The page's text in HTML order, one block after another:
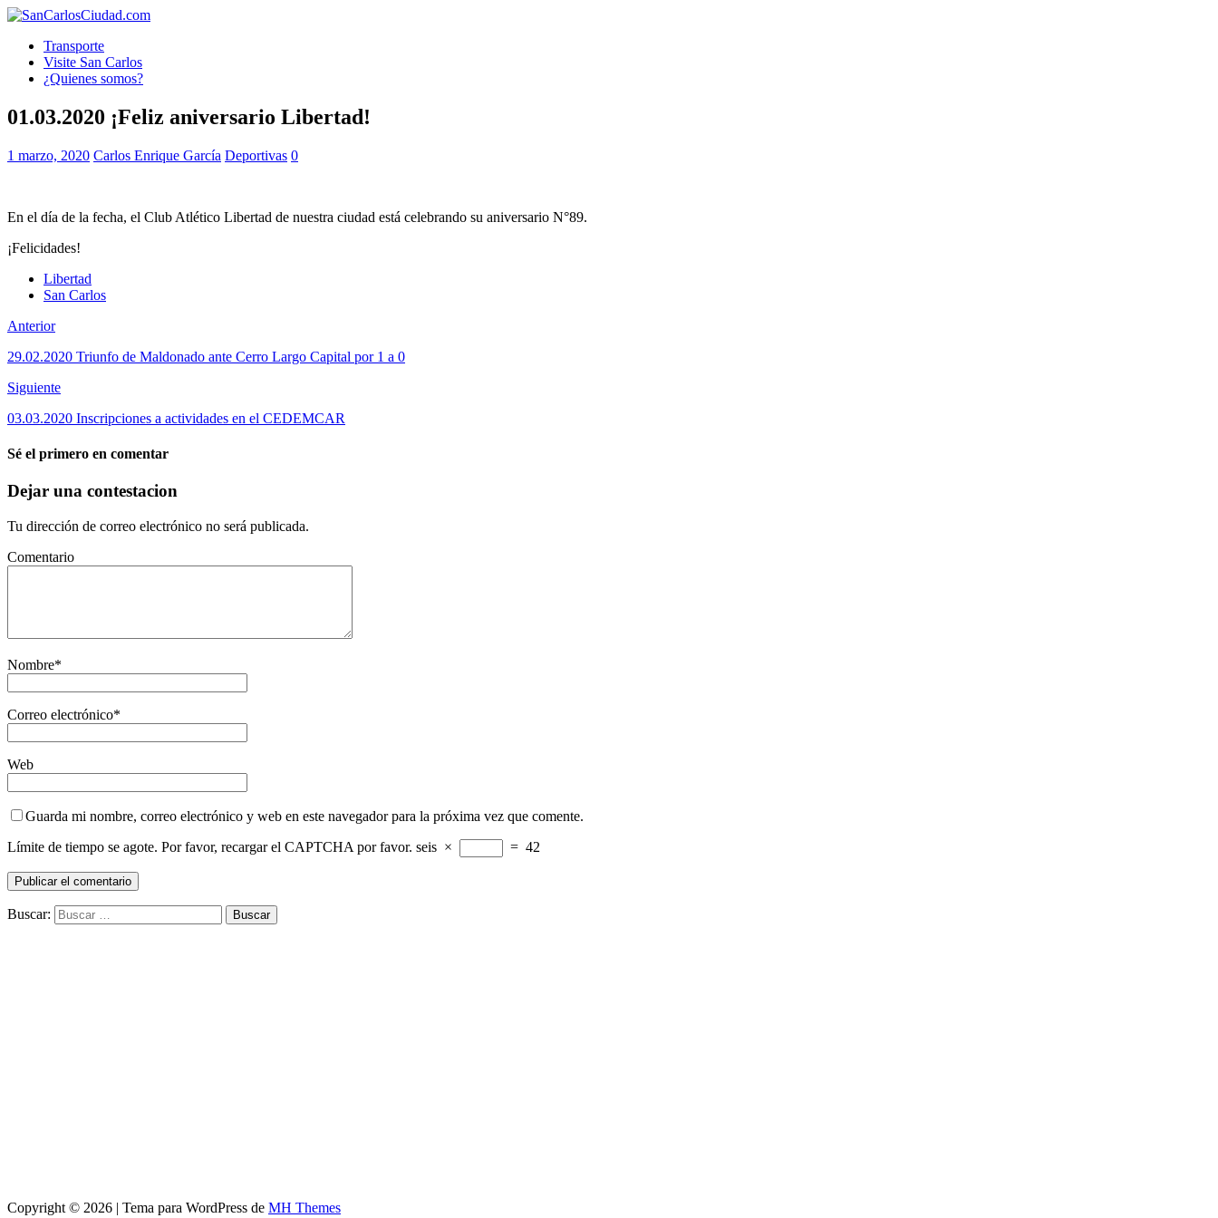
Transporte
Visite San Carlos
¿Quienes somos?
01.03.2020 ¡Feliz aniversario Libertad!
1 marzo, 2020 Carlos Enrique García Deportivas 0
En el día de la fecha, el Club Atlético Libertad de nuestra ciudad está celebrando su aniversario N°89.
¡Felicidades!
Libertad
San Carlos
Anterior
29.02.2020 Triunfo de Maldonado ante Cerro Largo Capital por 1 a 0
Siguiente
03.03.2020 Inscripciones a actividades en el CEDEMCAR
Sé el primero en comentar
Dejar una contestacion
Tu dirección de correo electrónico no será publicada.
Comentario
Nombre*
Correo electrónico*
Web
Guarda mi nombre, correo electrónico y web en este navegador para la próxima vez que comente.
Límite de tiempo se agote. Por favor, recargar el CAPTCHA por favor. seis × = 42
Buscar:
Copyright © 2026 | Tema para WordPress de MH Themes